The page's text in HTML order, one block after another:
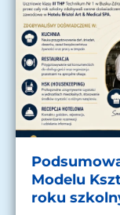
Modelu
roku